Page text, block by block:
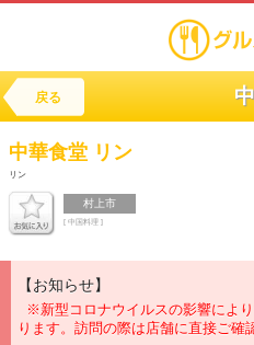
戻る
中華食堂 リン
リン
村上市
[ 中国料理 ]
【お知らせ】
※新型コロナウイルスの影響によ
ります。訪問の際は店舗に直接ご確